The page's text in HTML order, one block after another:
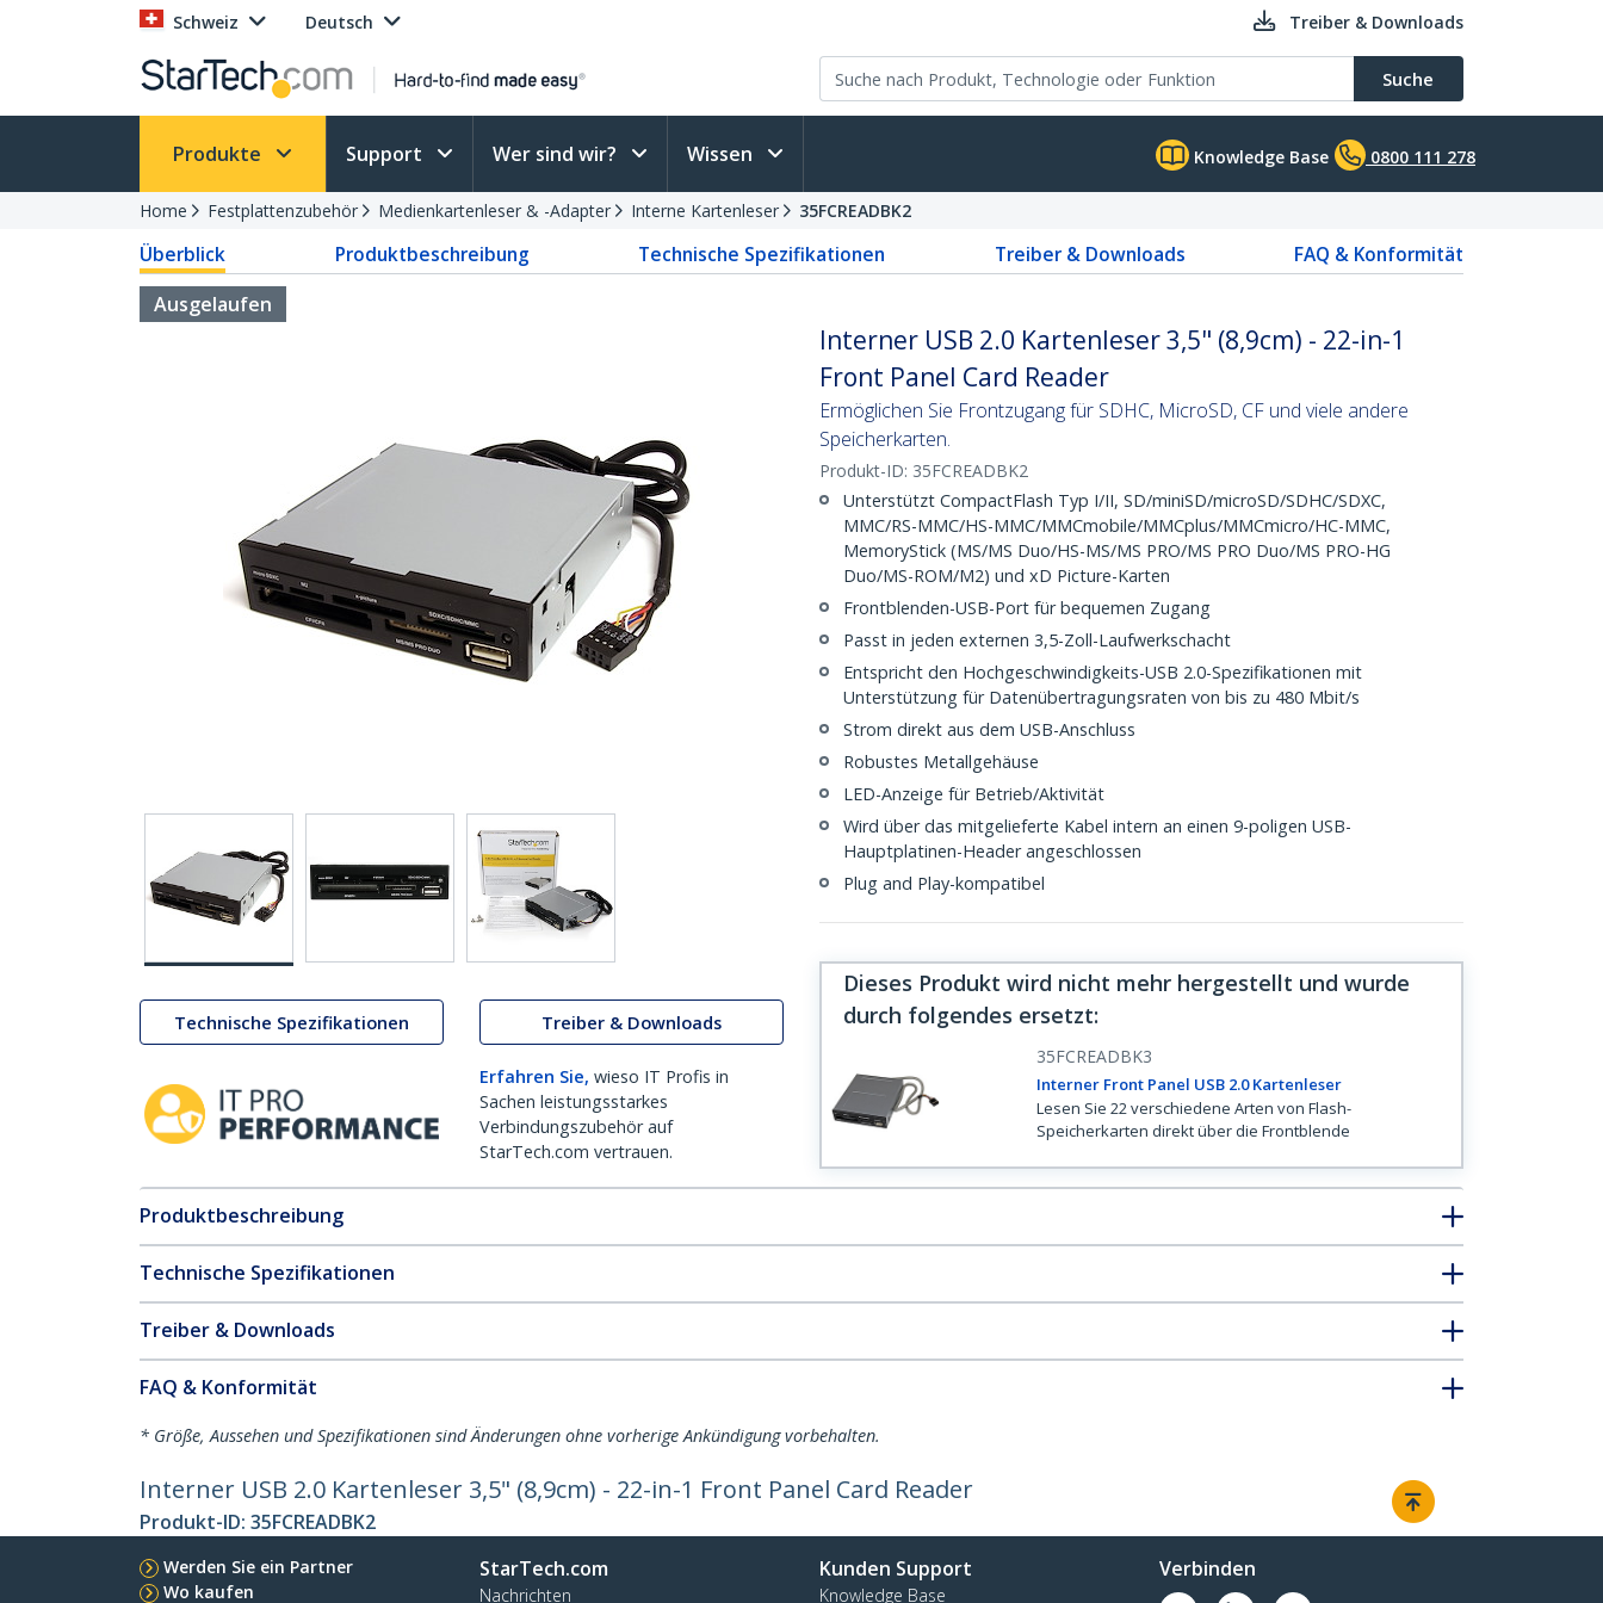
Schweiz Deutsch Treiber & Downloads
Suche
Produkte Support Wer sind wir? Wissen Knowledge Base 0800 111 278
Home Festplattenzubehör Medienkartenleser & -Adapter Interne Kartenleser 35FCREADBK2
Überblick Produktbeschreibung Technische Spezifikationen Treiber & Downloads
FAQ & Konformität
Ausgelaufen
Technische Spezifikationen Treiber & Downloads
Erfahren Sie, wieso IT Profis in
Sachen leistungsstarkes
Verbindungszubehör auf
StarTech.com vertrauen.
Interner USB 2.0 Kartenleser 3,5" (8,9cm) - 22-in-1
Front Panel Card Reader
Ermöglichen Sie Frontzugang für SDHC, MicroSD, CF und viele andere
Speicherkarten.
Produkt-ID: 35FCREADBK2
Unterstützt CompactFlash Typ I/II, SD/miniSD/microSD/SDHC/SDXC,
MMC/RS-MMC/HS-MMC/MMCmobile/MMCplus/MMCmicro/HC-MMC,
MemoryStick (MS/MS Duo/HS-MS/MS PRO/MS PRO Duo/MS PRO-HG
Duo/MS-ROM/M2) und xD Picture-Karten
Frontblenden-USB-Port für bequemen Zugang
Passt in jeden externen 3,5-Zoll-Laufwerkschacht
Entspricht den Hochgeschwindigkeits-USB 2.0-Spezifikationen mit
Unterstützung für Datenübertragungsraten von bis zu 480 Mbit/s
Strom direkt aus dem USB-Anschluss
Robustes Metallgehäuse
LED-Anzeige für Betrieb/Aktivität
Wird über das mitgelieferte Kabel intern an einen 9-poligen USB-
Hauptplatinen-Header angeschlossen
Plug and Play-kompatibel
Dieses Produkt wird nicht mehr hergestellt und wurde
durch folgendes ersetzt:
35FCREADBK3
Interner Front Panel USB 2.0 Kartenleser
Lesen Sie 22 verschiedene Arten von Flash-
Speicherkarten direkt über die Frontblende
Produktbeschreibung
Technische Spezifikationen
Treiber & Downloads
FAQ & Konformität
* Größe, Aussehen und Spezifikationen sind Änderungen ohne vorherige Ankündigung vorbehalten.
Interner USB 2.0 Kartenleser 3,5" (8,9cm) - 22-in-1 Front Panel Card Reader
Produkt-ID: 35FCREADBK2
Werden Sie ein Partner
Wo kaufen
StarTech.com
Nachrichten
Kunden Support
Knowledge Base
Verbinden